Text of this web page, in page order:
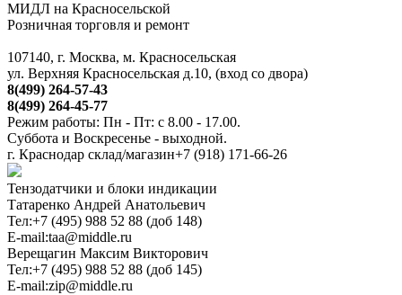
МИДЛ на Красносельской
Розничная торговля и ремонт
107140, г. Москва, м. Красносельская
ул. Верхняя Красносельская д.10, (вход со двора)
8(499) 264-57-43
8(499) 264-45-77
Режим работы: Пн - Пт: с 8.00 - 17.00.
Суббота и Воскресенье - выходной.
г. Краснодар склад/магазин+7 (918) 171-66-26
Тензодатчики и блоки индикации
Татаренко Андрей Анатольевич
Тел:+7 (495) 988 52 88 (доб 148)
E-mail:taa@middle.ru
Верещагин Максим Викторович
Тел:+7 (495) 988 52 88 (доб 145)
E-mail:zip@middle.ru